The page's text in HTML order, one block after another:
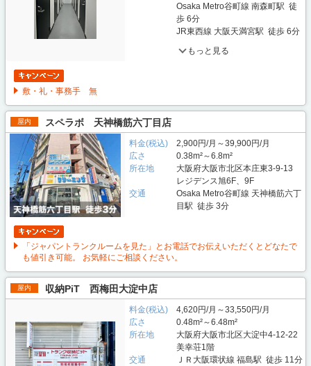
Osaka Metro谷町線 南森町駅 徒
歩 6分
JR東西線 大阪天満宮駅 徒歩 6分
もっと見る
敷・礼・事務手 無
屋内 スペラボ 天神橋筋六丁目店
料金(税込)
2,900円/月～39,900円/月
広さ
0.38m²～6.8m²
所在地
大阪府大阪市北区本庄東3-9-13
レジデンス旭6F、9F
交通
Osaka Metro谷町線 天神橋筋六丁
目駅 徒歩 3分
「ジャパントランクルームを見た」とお電話でお伝えいただくとどなたで
も値引き可能。 お気軽にご相談ください。
屋内 収納PiT 西梅田大淀中店
料金(税込)
4,620円/月～33,550円/月
広さ
0.48m²～6.48m²
所在地
大阪府大阪市北区大淀中4-12-22
美幸荘1階
交通
ＪＲ大阪環状線 福島駅 徒歩 11分